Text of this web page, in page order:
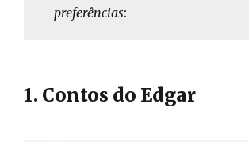
preferências:
1. Contos do Edgar